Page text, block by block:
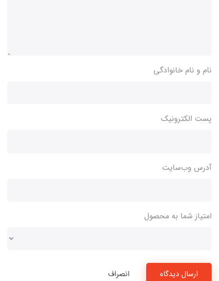
نام و نام خانوادگی
پست الکترونیک
آدرس وب‌سایت
امتیاز شما به محصول
ارسال دیدگاه انصراف